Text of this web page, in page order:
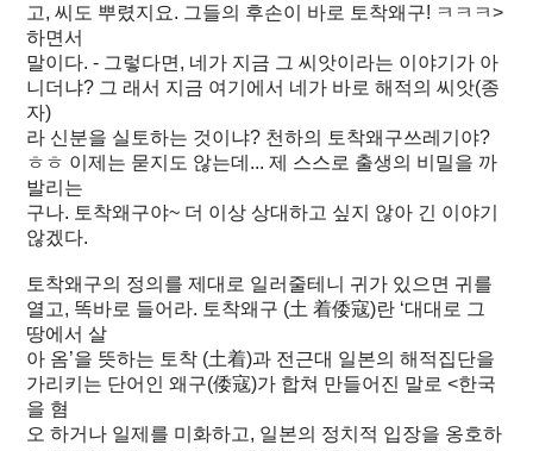
고, 씨도 뿌렸지요. 그들의 후손이 바로 토착왜구! ㅋㅋㅋ>
하면서
말이다. - 그렇다면, 네가 지금 그 씨앗이라는 이야기가 아
니더냐? 그 래서 지금 여기에서 네가 바로 해적의 씨앗(종
자)
라 신분을 실토하는 것이냐? 천하의 토착왜구쓰레기야?
ㅎㅎ 이제는 묻지도 않는데... 제 스스로 출생의 비밀을 까
발리는
구나. 토착왜구야~ 더 이상 상대하고 싶지 않아 긴 이야기
않겠다.
토착왜구의 정의를 제대로 일러줄테니 귀가 있으면 귀를
열고, 똑바로 들어라. 토착왜구 (土 着倭寇)란 ‘대대로 그
땅에서 살
아 옴’을 뜻하는 토착 (土着)과 전근대 일본의 해적집단을
가리키는 단어인 왜구(倭寇)가 합쳐 만들어진 말로 <한국
을 혐
오 하거나 일제를 미화하고, 일본의 정치적 입장을 옹호하